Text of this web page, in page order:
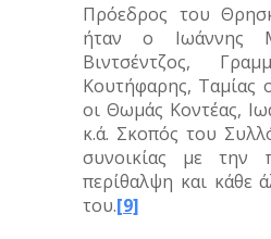
Πρόεδρος του
ήταν ο Ιωάννης
Βιντσέντζος,
Κουτήφαρης, Ταμίας
οι Θωμάς Κοντέας,
κ.ά. Σκοπός του
συνοικίας με την
περίθαλψη και κάθε
του.[9]